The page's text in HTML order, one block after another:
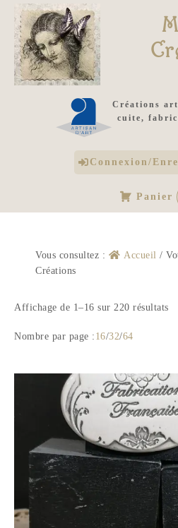
Créations
cuite,
Connexion/
Panier
Vous consultez : Accueil /
Créations
Affichage de 1–16 sur 220 résultats
Nombre par page : 16/32/64